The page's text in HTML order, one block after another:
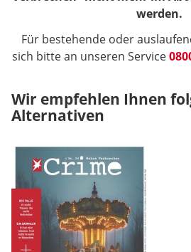
werden.
Für bestehende oder
sich bitte an unseren Service
Wir empfehlen Ihnen
Alternativen